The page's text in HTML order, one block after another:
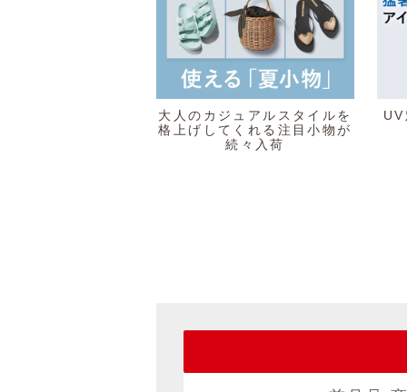
大人のカジュアルスタイルを
格上げしてくれる注目小物が
続々入荷